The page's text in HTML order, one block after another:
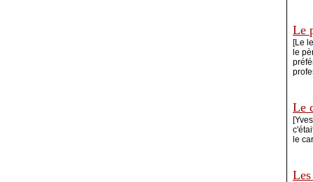
Le
[Le
le
Le
le